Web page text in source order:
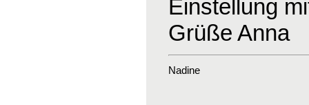
Einstellung
Grüße Anna
Nadine